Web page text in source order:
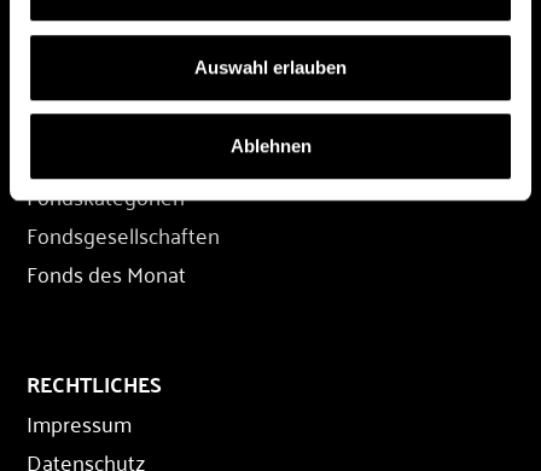
Auswahl erlauben
Ablehnen
FONDS
Fondskategorien
Fondsgesellschaften
Fonds des Monat
RECHTLICHES
Impressum
Datenschutz